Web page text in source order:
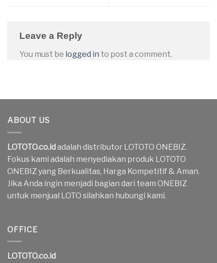
Leave a Reply
You must be logged in to post a comment.
ABOUT US
LOTOTO.co.idadalah distributor LOTOTO ONEBIZ.
Fokus kami adalah menyediakan produk LOTOTO
ONEBIZ yang Berkualitas, Harga Kompetitif & Aman.
Jika Anda ingin menjadi bagian dari team ONEBIZ
untuk menjual LOTO silahkan hubungi kami.
OFFICE
LOTOTO.co.id